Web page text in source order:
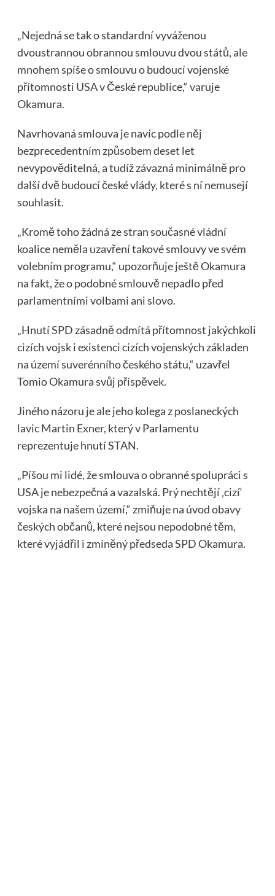
„Nejedná se tak o standardní vyváženou
dvoustrannou obrannou smlouvu dvou států, ale
mnohem spíše o smlouvu o budoucí vojenské
přítomnosti USA v České republice,“ varuje
Okamura.
Navrhovaná smlouva je navíc podle něj
bezprecedentním způsobem deset let
nevypověditelná, a tudíž závazná minimálně pro
další dvě budoucí české vlády, které s ní nemusejí
souhlasit.
„Kromě toho žádná ze stran současné vládní
koalice neměla uzavření takové smlouvy ve svém
volebním programu,“ upozorňuje ještě Okamura
na fakt, že o podobné smlouvě nepadlo před
parlamentními volbami ani slovo.
„Hnutí SPD zásadně odmítá přítomnost jakýchkoli
cizích vojsk i existenci cizích vojenských základen
na území suverénního českého státu,“ uzavřel
Tomio Okamura svůj příspěvek.
Jiného názoru je ale jeho kolega z poslaneckých
lavic Martin Exner, který v Parlamentu
reprezentuje hnutí STAN.
„Píšou mi lidé, že smlouva o obranné spolupráci s
USA je nebezpečná a vazalská. Prý nechtějí ‚cizí‘
vojska na našem území,“ zmiňuje na úvod obavy
českých občanů, které nejsou nepodobné těm,
které vyjádřil i zmíněný předseda SPD Okamura.